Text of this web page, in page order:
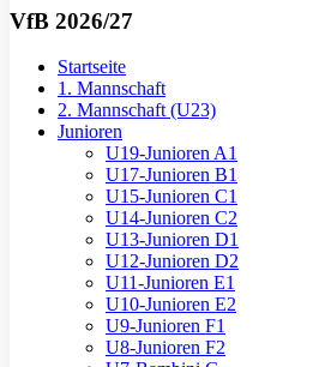
VfB 2026/27
Startseite
1. Mannschaft
2. Mannschaft (U23)
Junioren
U19-Junioren A1
U17-Junioren B1
U15-Junioren C1
U14-Junioren C2
U13-Junioren D1
U12-Junioren D2
U11-Junioren E1
U10-Junioren E2
U9-Junioren F1
U8-Junioren F2